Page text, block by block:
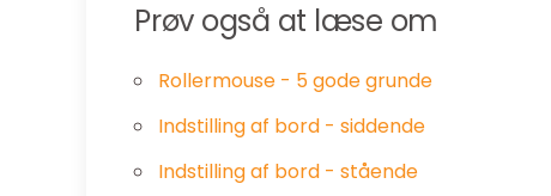
Prøv også at læse om
Rollermouse - 5 gode grunde
Indstilling af bord - siddende
Indstilling af bord - stående